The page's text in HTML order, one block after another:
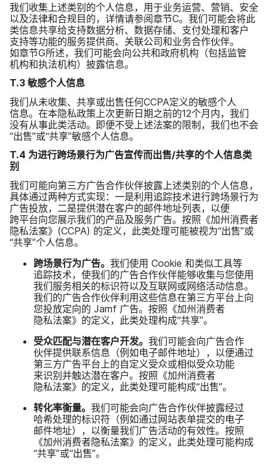
我们​收集​上​述​类别​的​个人​信息，​用于​业务​运营、​营销、​安全​
以及​法律​和​合规目​的，​详情请​参阅章节C。​我们​可能​会​将​此​
类​信息​共​享给​支持​数​据​分析、​数据​存储、​支付​处理​和​客户​
支持​等​功能​的​服务​提供商、​关联​公司​和​业务​合作​伙伴。​
如章节G所述，​我们​可能​会​向​公共和​政府​机构​（包括​监管​
机构​和​执法​机构）​披露​信息。
T.3 敏​感​个​人​信息
我们​从​未​收集、​共享​或​出售​任何CCPA定义​的​敏感​个​人​
信息。​在​本隐​私​政策​上​次​更新​日期​之前​的12个​月​内，​我们​
没有​从事此​类​活动。​即便​不​受​上述​法案​的​限制，​我们​也​不​会​
“出售”​或​“共享”​敏感​个​人​信息。
T.4 为​进行​跨场​景行​为​广告​宣传​而​出售/共享​的​个人​信息​类​
别
我们​可能​向​第三​方​广告​合作​伙伴​披露​上述​类别​的​个人​信息，​
具体​通过​两​种​方式​实现：​一​是​利用​追踪​技术​进行​跨场​景行​为​
广告​投放，​二​是​提供​潜​在​客户​的​邮件​地址列表，​以​便​
跨平台向​您​展示​我们​的​产品​及​服务​广告。​按照​《加州​消费者​
隐私法案》​(CCPA) 的​定义，​此​类​处理​可能​被​视为​“出售”​或​
“共享”​个人​信息。
跨场​景行​为​广告。 我们​使用 Cookie 和​类似​工具​等​
追踪​技术，​使​我们​的​广告​合作​伙伴​能够​收集​与​您​使用​
我们​服务​相关​的​标识​符​以及​互联网​或​网络​活动​信息。​
我们​的​广告​合作​伙伴​利用​这些​信息​在​第三​方​平台​上​向​
您​投放定​向​的 Jamf 广告。​按照​《加州​消费者​
隐私法案》​的​定义，​此​类​处理构​成​“共享”。
受众​匹配​与​潜在​客户​开发。 我们​可能​会​向​广告​合作​
伙伴​提供​联系​信息​（例如​电子​邮件​地址），​以​便​通过​
第三​方​广告​平台​上​的​自定​义​受众​或​相似​受众​功​能​
来识别并​触达​潜​在​客户。​按照​《加州​消费者​
隐私法案》​的​定义，​此​类​处理​可能​构成​“出售”。
转化率​衡量。 我们​可能​会​向​广告​合作​伙伴​披露​经过​
哈希​处理​的​标识​符​（例如​通过​网站​表单​提交​的​电子​
邮件​地址），​以​衡量​我们​广告​活动​的​有效性。​按照​
《加州​消费者​隐私法案》​的​定义，​此​类​处理​可能​构成​
“共享”​或​“出售”。